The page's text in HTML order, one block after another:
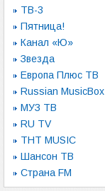
ТВ-3
Пятница!
Канал «Ю»
Звезда
Европа Плюс ТВ
Russian MusicBox
МУЗ ТВ
RU TV
ТНТ MUSIC
Шансон ТВ
Страна FM